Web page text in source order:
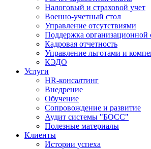
Налоговый и страховой учет
Военно-учетный стол
Управление отсутствиями
Поддержка организационной
Кадровая отчетность
Управление льготами и
КЭДО
Услуги
HR-консалтинг
Внедрение
Обучение
Сопровождение и развитие
Аудит системы "БОСС"
Полезные материалы
Клиенты
Истории успеха